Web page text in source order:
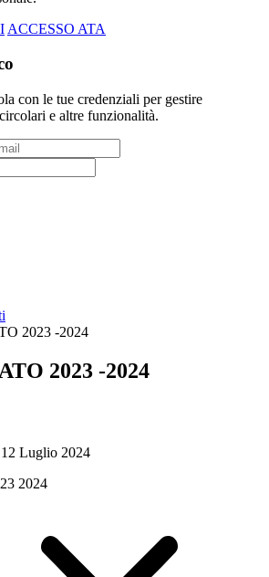
ACCESSO ATA
con le tue credenziali per gestire
e altre funzionalità.
2023 -2024
2023 -2024
Luglio 2024
2024